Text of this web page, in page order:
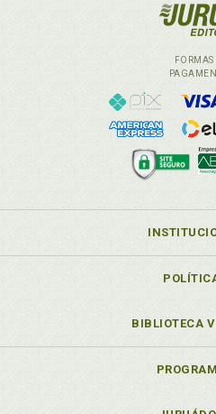
FORMAS
BIBLIOTECA